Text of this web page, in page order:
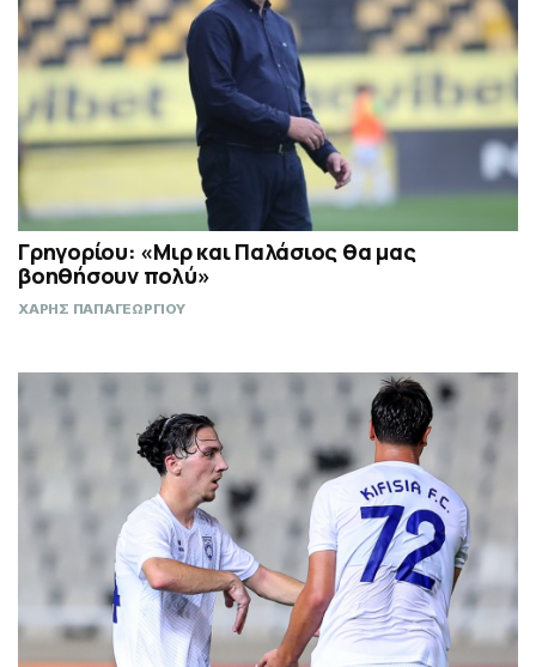
Γρηγορίου: «Μιρ και Παλάσιος θα μας
βοηθήσουν πολύ»
ΧΑΡΗΣ ΠΑΠΑΓΕΩΡΓΙΟΥ